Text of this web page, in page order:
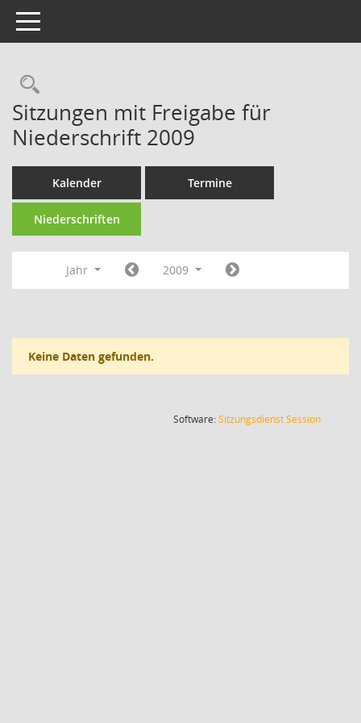
Toggle navigation
Rechercheauswahl
Sitzungen mit Freigabe für
Niederschrift 2009
Kalender Termine
Niederschriften
Jahr 2009
Keine Daten gefunden.
Software:SitzungsdienstSession(Wird in